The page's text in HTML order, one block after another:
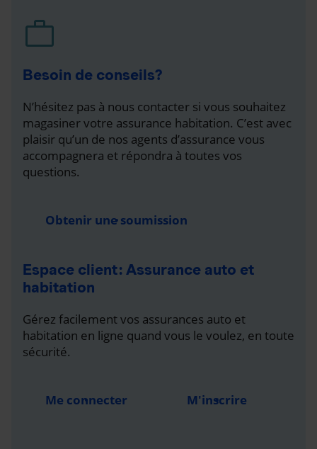
Besoin de conseils?
N’hésitez pas à nous contacter si vous souhaitez
magasiner votre assurance habitation. C’est avec
plaisir qu’un de nos agents d’assurance vous
accompagnera et répondra à toutes vos
questions.
Obtenir une soumission
Espace client : Assurance auto et
habitation
Gérez facilement vos assurances auto et
habitation en ligne quand vous le voulez, en toute
sécurité.
Me connecter M'inscrire